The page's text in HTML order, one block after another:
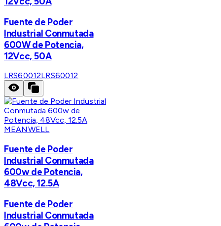
Fuente de Poder
Industrial Conmutada
600W de Potencia,
12Vcc, 50A
LRS60012LRS60012
MEANWELL
Fuente de Poder
Industrial Conmutada
600w de Potencia,
48Vcc, 12.5A
Fuente de Poder
Industrial Conmutada